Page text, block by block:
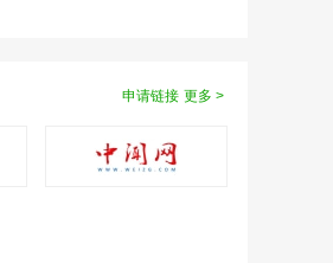
申请链接 更多 >